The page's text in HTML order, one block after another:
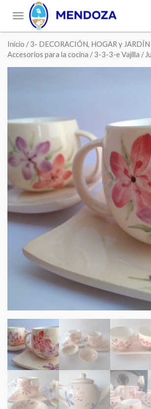
Toggle
navigation
Inicio /3- DECORACIÓN, HOGAR y JARDÍN
Accesorios para la cocina /3-3-3-e Vajilla /